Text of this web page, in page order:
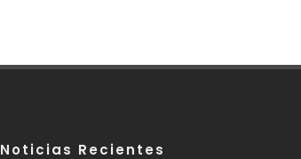
Noticias Recientes